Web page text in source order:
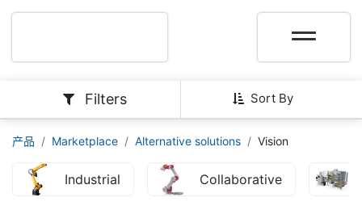
Sort By
Filters
产品 Marketplace Alternative solutions Vision
Industrial Collaborative